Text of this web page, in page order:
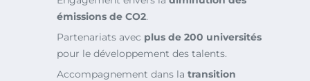
émissions de CO2.
Partenariats avec plus de 200 universités
pour le développement des talents.
Accompagnement dans la transition